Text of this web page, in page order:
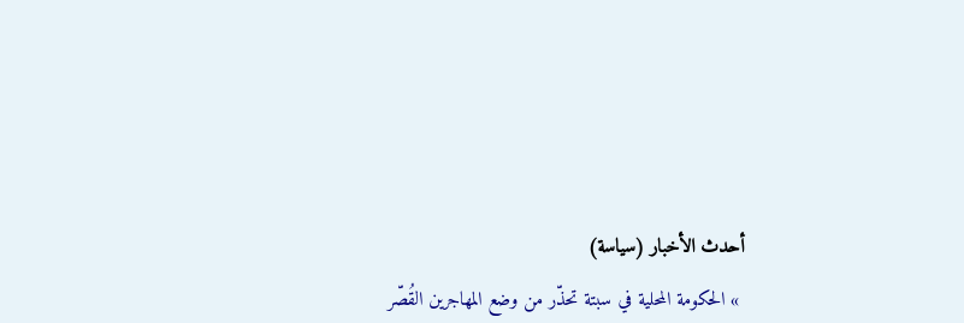
أحدث الأخبار (سياسة)
» الحكومة المحلية في سبتة تحذّر من وضع المهاجرين القُصّر